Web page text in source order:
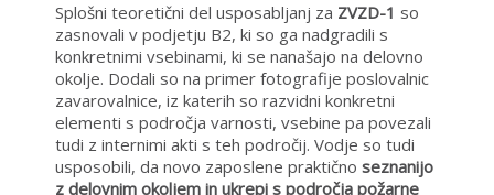
Splošni teoretični del usposabljanj za ZVZD-1 so
zasnovali v podjetju B2, ki so ga nadgradili s
konkretnimi vsebinami, ki se nanašajo na delovno
okolje. Dodali so na primer fotografije poslovalnic
zavarovalnice, iz katerih so razvidni konkretni
elementi s področja varnosti, vsebine pa povezali
tudi z internimi akti s teh področij. Vodje so tudi
usposobili, da novo zaposlene praktično seznanijo
z delovnim okoljem in ukrepi s področja požarne